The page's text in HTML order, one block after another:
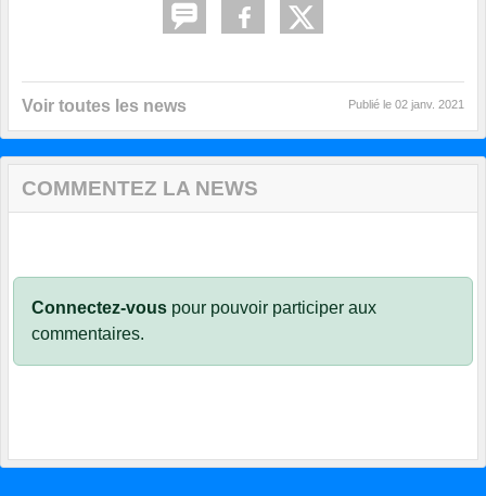
Voir toutes les news Publié le 02 janv. 2021
COMMENTEZ LA NEWS
Connectez-vous pour pouvoir participer aux
commentaires.